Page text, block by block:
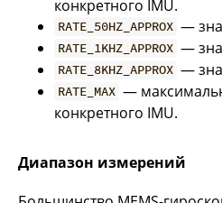
конкретного IMU.
RATE_50HZ_APPROX —
RATE_1KHZ_APPROX —
RATE_8KHZ_APPROX —
RATE_MAX —
конкретного IMU.
Диапазон измерений